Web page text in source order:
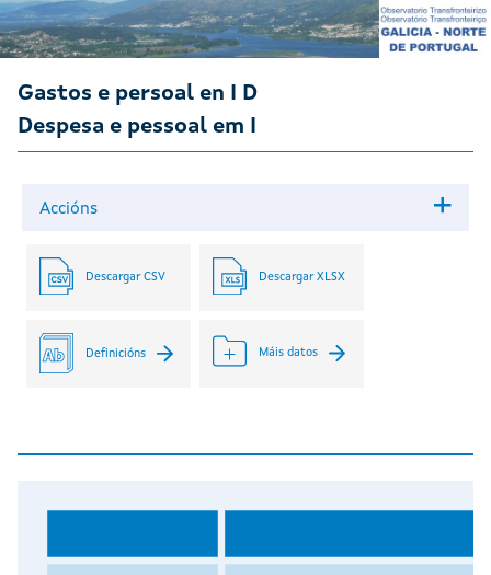
Gastos e persoal en I D
Despesa e pessoal em I
Accións
Descargar CSV Descargar XLSX
Definicións Máis datos